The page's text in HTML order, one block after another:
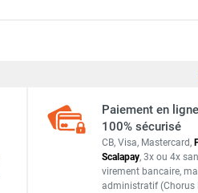
Paiement en ligne
100% sécurisé
CB, Visa, Mastercard,
Scalapay, 3x ou 4x
virement bancaire,
administratif (Chorus